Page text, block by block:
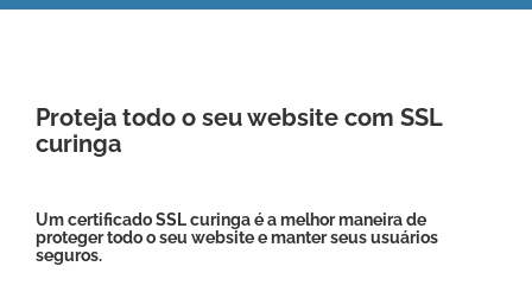
Proteja todo o seu website com SSL
curinga
Um certificado SSL curinga é a melhor maneira de
proteger todo o seu website e manter seus usuários
seguros.